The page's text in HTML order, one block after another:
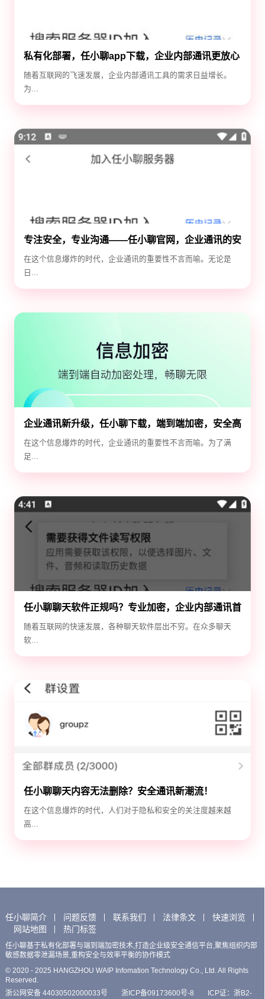
私有化部署，任小聊app下载，企业内部通讯更放心
随着互联网的飞速发展，企业内部通讯工具的需求日益增长。
为...
专注安全，专业沟通——任小聊官网，企业通讯的安
全守护神
在这个信息爆炸的时代，企业通讯的重要性不言而喻。无论是
日...
企业通讯新升级，任小聊下载，端到端加密，安全高
效！
在这个信息爆炸的时代，企业通讯的重要性不言而喻。为了满
足...
任小聊聊天软件正规吗？专业加密，企业内部通讯首
选！
随着互联网的快速发展，各种聊天软件层出不穷。在众多聊天
软...
任小聊聊天内容无法删除？安全通讯新潮流！
在这个信息爆炸的时代，人们对于隐私和安全的关注度越来越
高...
任小聊简介 问题反馈 联系我们 法律条文
快速浏览
网站地图
热门标签
任小聊基于私有化部署与端到端加密技术,打造企业级安全通信平台,聚焦组织内部
敏感数据零泄漏场景,重构安全与效率平衡的协作模式
© 2020 - 2025 HANGZHOU WAIP Infomation Technology Co., Ltd. All Rights
Reserved.
浙公网安备 44030502000033号
浙ICP备09173600号-8
ICP证：浙B2-